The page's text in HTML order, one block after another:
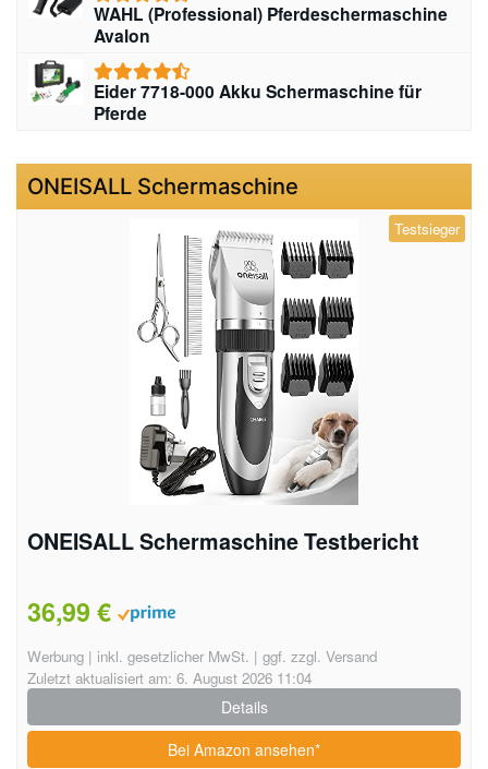
WAHL (Professional) Pferdeschermaschine
Avalon
Eider 7718-000 Akku Schermaschine für
Pferde
ONEISALL Schermaschine
Testsieger
ONEISALL Schermaschine Testbericht
36,99 €
Werbung | inkl. gesetzlicher MwSt. | ggf. zzgl. Versand
Zuletzt aktualisiert am: 6. August 2026 11:04
Details
Bei Amazon ansehen*